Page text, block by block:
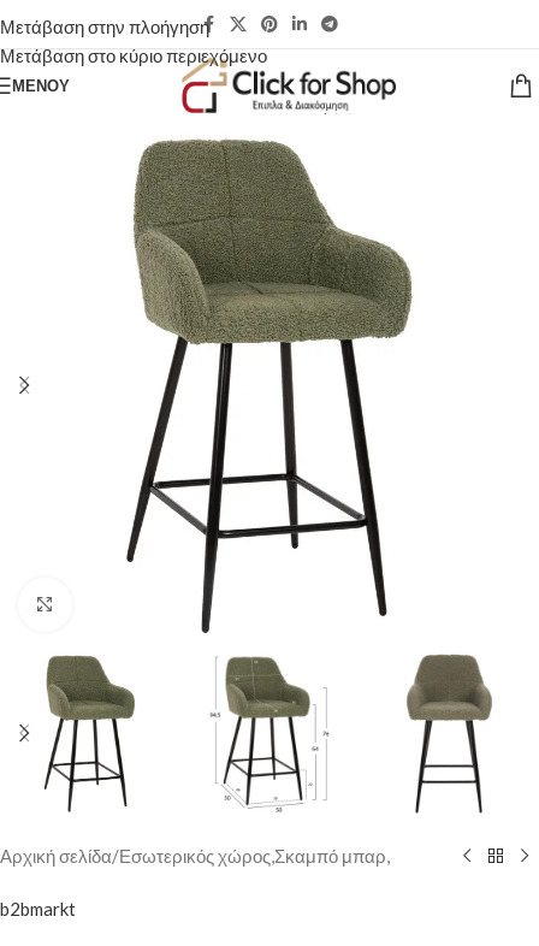
Μετάβαση στην πλοήγηση
Μετάβαση στο κύριο περιεχόμενο
ΜΕΝΟΎ
Κάντε κλικ για μεγέθυνση
Αρχική σελίδα/Εσωτερικός χώρος,Σκαμπό μπαρ,
b2bmarkt